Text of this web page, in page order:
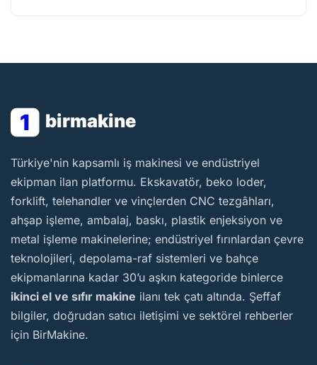
1 birmakine
BirMakine
Türkiye'nin kapsamlı iş makinesi ve endüstriyel
ekipman ilan platformu. Ekskavatör, beko loder,
forklift, telehandler ve vinçlerden CNC tezgâhları,
ahşap işleme, ambalaj, baskı, plastik enjeksiyon ve
metal işleme makinelerine; endüstriyel fırınlardan çevre
teknolojileri, depolama-raf sistemleri ve bahçe
ekipmanlarına kadar 30’u aşkın kategoride binlerce
ikinci el ve sıfır makine ilanı tek çatı altında. Şeffaf
bilgiler, doğrudan satıcı iletişimi ve sektörel rehberler
için BirMakine.